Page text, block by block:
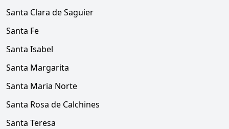
Santa Clara de Saguier
Santa Fe
Santa Isabel
Santa Margarita
Santa Maria Norte
Santa Rosa de Calchines
Santa Teresa